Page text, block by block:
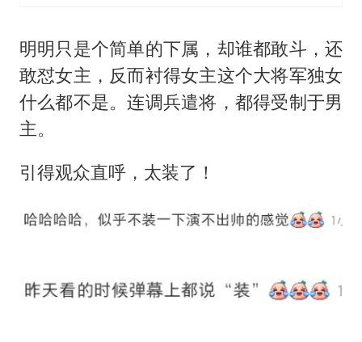
明明只是个简单的下属，却谁都敢斗，还
敢怼女主，反而衬得女主这个大将军独女
什么都不是。连调兵遣将，都得受制于男
主。
引得观众直呼，太装了！